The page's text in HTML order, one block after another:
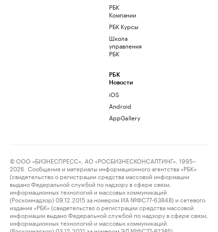
РБК
Компании
РБК Курсы
Школа
управления
РБК
РБК
Новости
iOS
Android
AppGallery
© ООО «БИЗНЕСПРЕСС», АО «РОСБИЗНЕСКОНСАЛТИНГ», 1995–
2026. Сообщения и материалы информационного агентства «РБК»
(свидетельство о регистрации средства массовой информации
выдано Федеральной службой по надзору в сфере связи,
информационных технологий и массовых коммуникаций
(Роскомнадзор) 09.12.2015 за номером ИА №ФС77-63848) и сетевого
издания «РБК» (свидетельство о регистрации средства массовой
информации выдано Федеральной службой по надзору в сфере связи,
информационных технологий и массовых коммуникаций